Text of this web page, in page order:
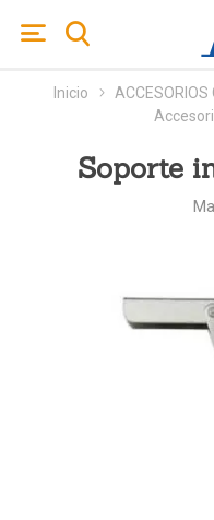
Inicio ACCESORIOS
Soporte